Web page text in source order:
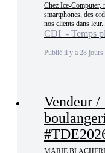
Chez Ice-Computer,
smartphones, des
nos clients dans leur...
CDI - Temps
Publié il y a 28 jours
Vendeur /